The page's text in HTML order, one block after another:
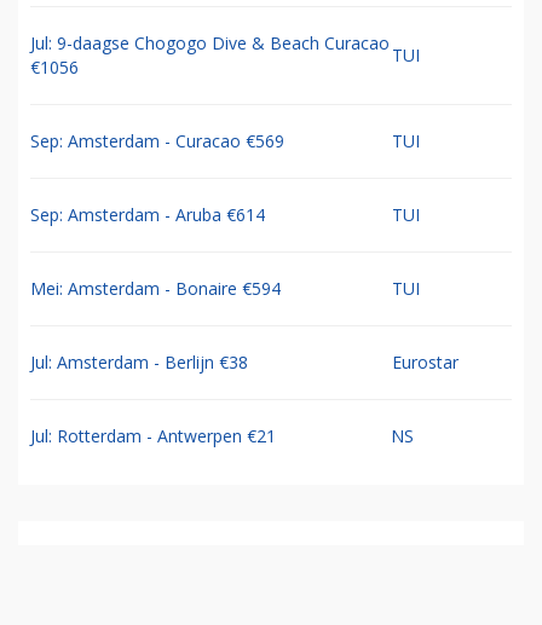
Jul: 9-daagse Chogogo Dive & Beach Curacao
€1056
TUI
Sep: Amsterdam - Curacao €569 TUI
Sep: Amsterdam - Aruba €614 TUI
Mei: Amsterdam - Bonaire €594 TUI
Jul: Amsterdam - Berlijn €38 Eurostar
Jul: Rotterdam - Antwerpen €21 NS